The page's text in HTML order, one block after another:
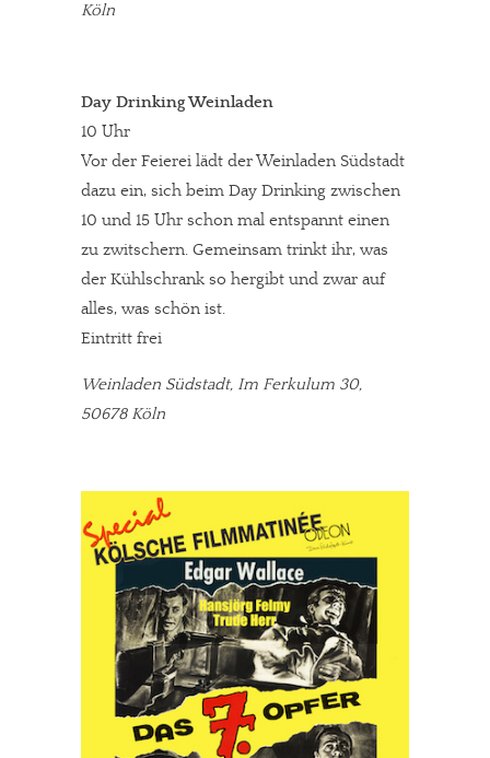
Köln
Day Drinking Weinladen
10 Uhr
Vor der Feierei lädt der Weinladen Südstadt
dazu ein, sich beim Day Drinking zwischen
10 und 15 Uhr schon mal entspannt einen
zu zwitschern. Gemeinsam trinkt ihr, was
der Kühlschrank so hergibt und zwar auf
alles, was schön ist.
Eintritt frei
Weinladen Südstadt, Im Ferkulum 30,
50678 Köln